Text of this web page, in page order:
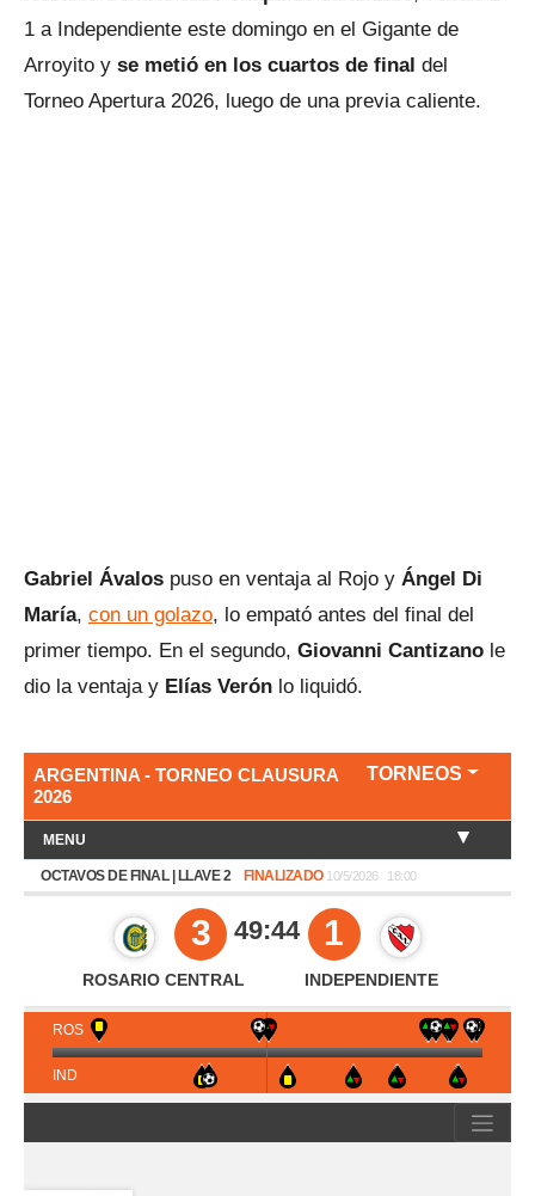
1 a Independiente este domingo en el Gigante de
Arroyito y se metió en los cuartos de final del
Torneo Apertura 2026, luego de una previa caliente.
Gabriel Ávalos puso en ventaja al Rojo y Ángel Di
María, con un golazo, lo empató antes del final del
primer tiempo. En el segundo, Giovanni Cantizano le
dio la ventaja y Elías Verón lo liquidó.